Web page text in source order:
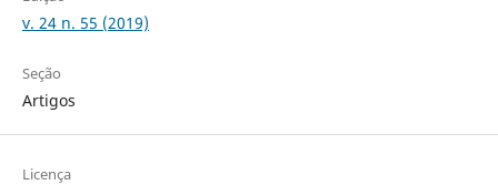
v. 24 n. 55 (2019)
Seção
Artigos
Licença